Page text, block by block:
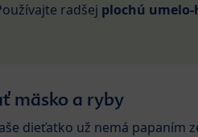
radšej plochú
mäsko a ryby
dieťatko už nemá papaním